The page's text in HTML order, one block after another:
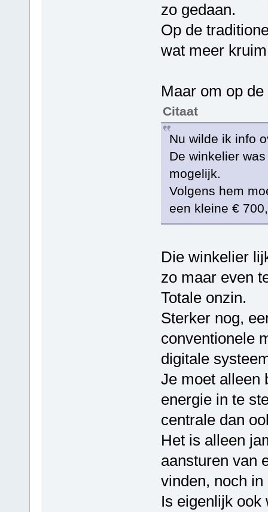
zo gedaan.
Op de
wat meer
Maar om op
Citaat
Nu wilde ik info
De winkelier
mogelijk.
Volgens hem
een kleine €
Die winkelier
zo maar even
Totale onzin.
Sterker nog,
conventionele
digitale
Je moet alleen
energie in te
centrale dan
Het is alleen
aansturen van
vinden, noch
Is eigenlijk ook